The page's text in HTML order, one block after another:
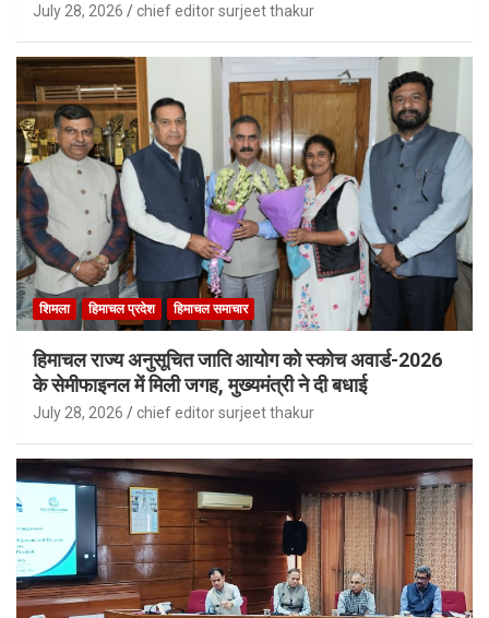
July 28, 2026 chief editor surjeet thakur
शिमला हिमाचल प्रदेश हिमाचल समाचार
हिमाचल राज्य अनुसूचित जाति आयोग को स्कोच अवार्ड-2026
के सेमीफाइनल में मिली जगह, मुख्यमंत्री ने दी बधाई
July 28, 2026 chief editor surjeet thakur